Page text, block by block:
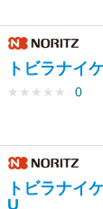
トビラナイ
★ ★ ★ ★ ★ 0
トビラナイ
U